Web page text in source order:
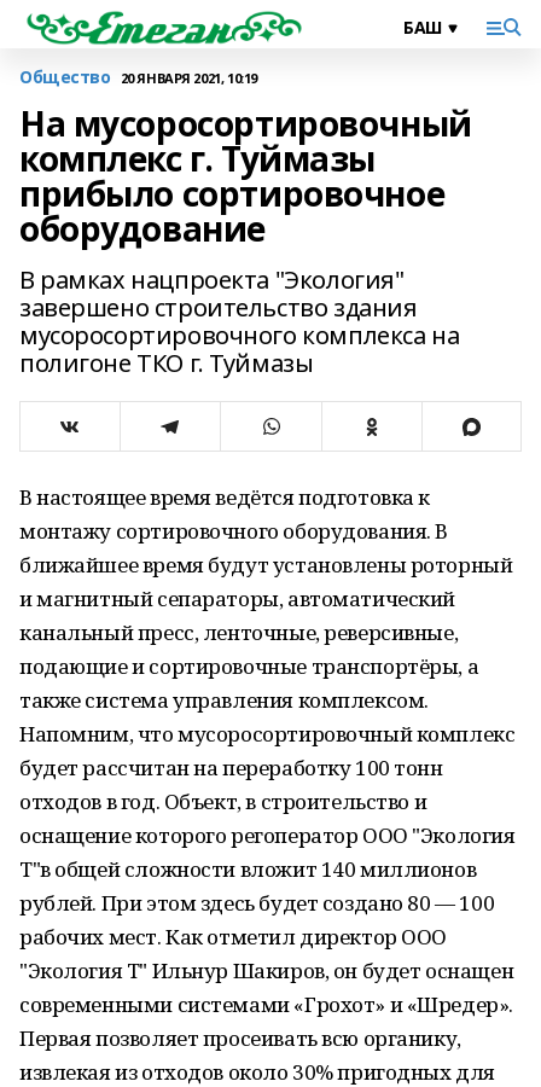
Общество 20 ЯНВАРЯ 2021, 10:19
На мусоросортировочный
комплекс г. Туймазы
прибыло сортировочное
оборудование
В рамках нацпроекта "Экология"
завершено строительство здания
мусоросортировочного комплекса на
полигоне ТКО г. Туймазы
В настоящее время ведётся подготовка к
монтажу сортировочного оборудования. В
ближайшее время будут установлены роторный
и магнитный сепараторы, автоматический
канальный пресс, ленточные, реверсивные,
подающие и сортировочные транспортёры, а
также система управления комплексом.
Напомним, что мусоросортировочный комплекс
будет рассчитан на переработку 100 тонн
отходов в год. Объект, в строительство и
оснащение которого регоператор ООО "Экология
Т"в общей сложности вложит 140 миллионов
рублей. При этом здесь будет создано 80 — 100
рабочих мест. Как отметил директор ООО
"Экология Т" Ильнур Шакиров, он будет оснащен
современными системами «Грохот» и «Шредер».
Первая позволяет просеивать всю органику,
извлекая из отходов около 30% пригодных для